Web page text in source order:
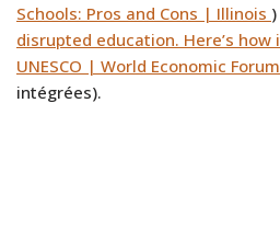
Schools: Pros and Cons | Illinois
disrupted education. Here’s
UNESCO | World Economic Forum
intégrées).